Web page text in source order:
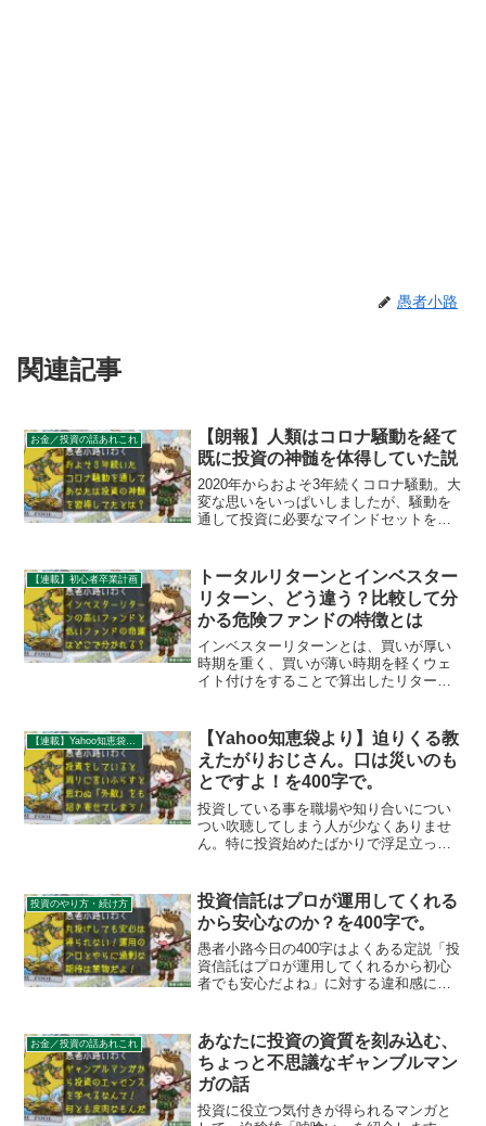
愚者小路
関連記事
お金／投資の話あれこれ
【朗報】人類はコロナ騒動を経て
既に投資の神髄を体得していた説
2020年からおよそ3年続くコロナ騒動。大
変な思いをいっぱいしましたが、騒動を
通して投資に必要なマインドセットを身
いる3つの「投資の神髄」を解説していき
ます。
【連載】初心者卒業計画
トータルリターンとインベスター
リターン、どう違う？比較して分
かる危険ファンドの特徴とは
インベスターリターンとは、買いが厚い
時期を重く、買いが薄い時期を軽くウェ
イト付けをすることで算出したリターン
トータルリターンとの対比でインベスタ
ーリターンが不自然に低いファンドは、
保有者が「高値買いの安値売り」をして
いる可能性が高いです。
【連載】Yahoo知恵袋：秀逸質問＆回答録【Yahoo知恵袋より】迫りくる教
えたがりおじさん。口は災いのも
とですよ！を400字で。
投資している事を職場や知り合いについ
つい吹聴してしまう人が少なくありませ
ん。特に投資始めたばかりで浮足立って
ただ「人のリスク」をいたずらに増強さ
せてしまうだけなので気を付けましょ
う。
投資のやり方・続け方
投資信託はプロが運用してくれる
から安心なのか？を400字で。
愚者小路今日の400字はよくある定説「投
資信託はプロが運用してくれるから初心
者でも安心だよね」に対する違和感につ
安心感を覚えているわけでもありませ
ん。上記の定説に囚われ...
お金／投資の話あれこれ
あなたに投資の資質を刻み込む、
ちょっと不思議なギャンブルマン
ガの話
投資に役立つ気付きが得られるマンガと